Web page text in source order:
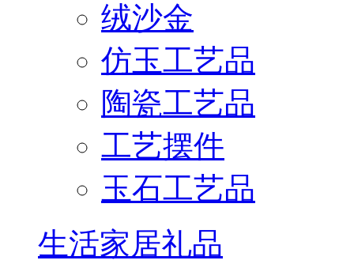
绒沙金
仿玉工艺品
陶瓷工艺品
工艺摆件
玉石工艺品
生活家居礼品